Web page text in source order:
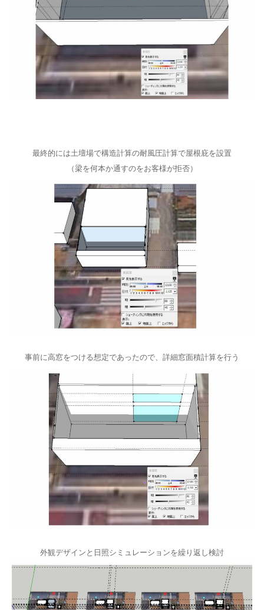
最終的には土壇場で構造計算の耐風圧計算で屋根庇を設置
（梁を何本か通すのをお客様が拒否）
事前に高窓をつける想定であったので、詳細窓面積計算を行う
外観デザインと日照シミュレーションを繰り返し検討